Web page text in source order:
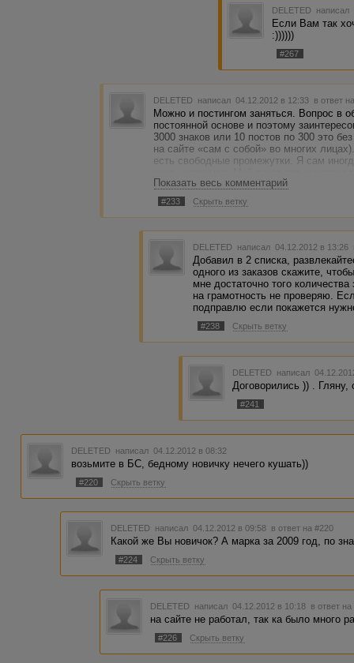
DELETED
Если Вам так
:))))))
#267
DELETED написал 04.12.2012 в 12:33 в ответ
Можно и постингом заняться. Вопрос в
постоянной основе и поэтому
3000 знаков или 10 постов по 300 это
на сайте «сам с собой» во многих
есть свободные промежутки. Я сам
душа поэта ))) .
Показать весь комментарий
#233 Скрыть ветку
DELETED написал 04.12.2012 в 13:26
Добавил в 2 списка,
одного из заказов скажите,
мне достаточно того
на грамотность не проверяю.
подправлю если покажется
#238 Скрыть ветку
DELETED написал
Договорились )) .
#241
DELETED написал 04.12.2012 в 08:32
возьмите в БС, бедному новичку нечего кушать))
#220 Скрыть ветку
DELETED написал 04.12.2012 в 09:58 в ответ на #220
Какой же Вы новичок? А марка за 2009 год, по
#224 Скрыть ветку
DELETED написал 04.12.2012 в 10:18 в ответ
на сайте не работал, так ка было много
#226 Скрыть ветку